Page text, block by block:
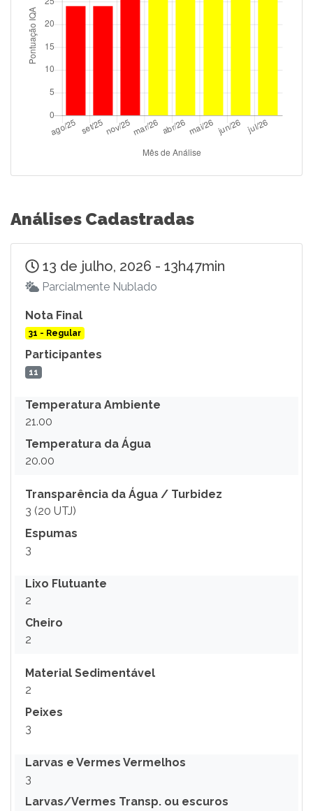
Análises Cadastradas
13 de julho, 2026 - 13h47min
Parcialmente Nublado
Nota Final
31 - Regular
Participantes
11
Temperatura Ambiente
21.00
Temperatura da Água
20.00
Transparência da Água / Turbidez
3 (20 UTJ)
Espumas
3
Lixo Flutuante
2
Cheiro
2
Material Sedimentável
2
Peixes
3
Larvas e Vermes Vermelhos
3
Larvas/Vermes Transp. ou escuros